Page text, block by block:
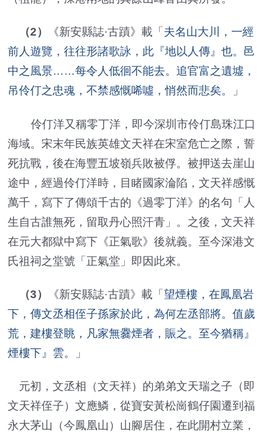
（2） 《新安縣誌·古蹟》載「 夫名山大川，一經
前人遊覽，往往形諸歌詠，此『地以人傳』也。邑
中之風景……每令人低徊不能去。追官富之遺墟，
吊伶仃之忠魂，不禁感慨唏噓，悄然而悲矣。
」
伶仃洋又稱零丁洋，即今深圳市伶仃島珠江口
海域。宋末年民族英雄文天祥在宋室危亡之際，誓
死抗戰，後在海豐五坡嶺兵敗被俘。被押送去崖山
途中，經過伶仃洋時，目睹國家淪陷，文天祥感慨
萬千，寫下了傳頌千古的《過零丁洋》的名句「人
生自古誰無死，留取丹心照汗青」。之後，文天祥
在元大都獄中寫下《正氣歌》後就義。至今深港文
氏祖祠之堂號「正氣堂」即因此來。
（3） 《新安縣誌·古蹟》載「 望煙樓，在鳳凰岩
下，傳文丞相侄子孫家於此，為何左丞部將。值歲
荒，建樓登眺，凡家無爨煙者，賑之。至今猶稱』
煙樓下』雲。
」
元初，文丞相（文天祥）的弟弟文天瑞之子（即
文天祥侄子）文應鱗，從寶安黃松崗鶴仔園遷到福
永大茅山（今鳳凰山）山腳居住，在此開村立業，